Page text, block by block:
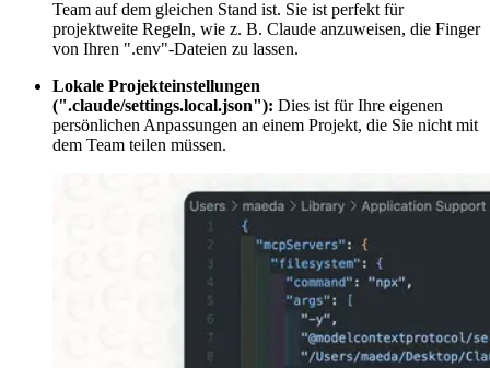
Team auf dem gleichen Stand ist. Sie ist perfekt für
projektweite Regeln, wie z. B. Claude anzuweisen, die Finger
von Ihren ".env"-Dateien zu lassen.
Lokale Projekteinstellungen
(".claude/settings.local.json"): Dies ist für Ihre eigenen
persönlichen Anpassungen an einem Projekt, die Sie nicht mit
dem Team teilen müssen.